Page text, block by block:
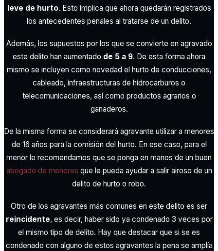
leve de hurto. Esto implica que ahora quedarán registrados
los antecedentes penales al tratarse de un delito.
Además, los supuestos por los que se convierte en agravado
este delito han aumentado de 5 a 9. De esta forma ahora
mismo se incluyen como novedad el hurto de conducciones,
cableado, infraestructuras de hidrocarburos o
telecomunicaciones, así como productos agrarios o
ganaderos.
De la misma forma se considerará agravante utilizar a menores
de 16 años para la comisión del hurto. En ese caso, para el
menor le recomendamos que se ponga en manos de un buen
abogado de menores que le pueda ayudar a salir airoso de un
delito de hurto o robo.
Otro de los agravantes más comunes en este delito es ser
reincidente, es decir, haber sido ya condenado 3 veces por
el mismo tipo de delito. Hay que destacar que si se es
condenado con alguno de estos agravantes la pena se amplía